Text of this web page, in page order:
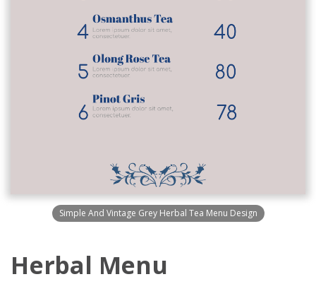
Simple And Vintage Grey Herbal Tea Menu Design
Herbal Menu